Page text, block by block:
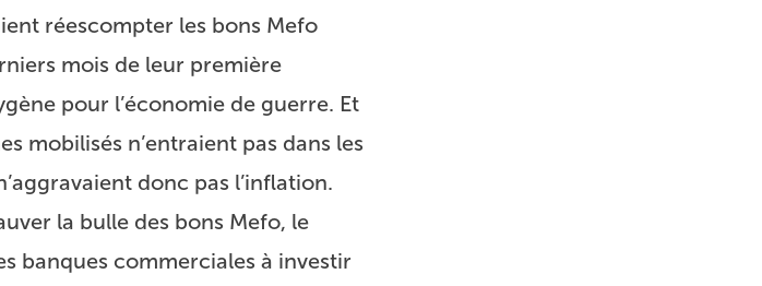
réescompter les bons Mefo
mois de leur première
pour l’économie de guerre. Et
mobilisés n’entraient pas dans les
donc pas l’inflation.
la bulle des bons Mefo, le
banques commerciales à investir